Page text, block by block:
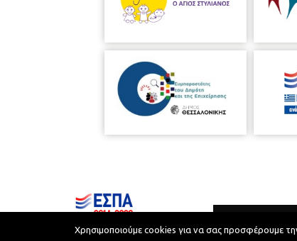
Municipality of Thessaloniki © 2026
Χρησιμοποιούμε cookies για να σας προσφέρουμε